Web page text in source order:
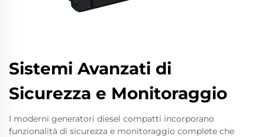
Sistemi Avanzati di
Sicurezza e Monitoraggio
I moderni generatori diesel compatti incorporano
funzionalità di sicurezza e monitoraggio complete che